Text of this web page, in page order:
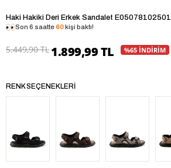
Haki Hakiki Deri Erkek Sandalet E05078102501
Son 6 saatte 60kişi baktı!
5.449,90 TL 1.899,99 TL %65 İNDİRİM
RENK SEÇENEKLERI